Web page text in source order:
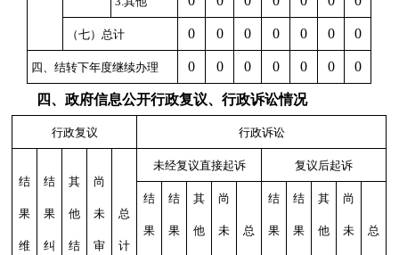
（七）总计 0 0 0 0 0 0 0
四、结转下年度继续办理 0 0 0 0 0 0 0
四、政府信息公开行政复议、行政诉讼情况
行政复议 行政诉讼
结
果
维
结
果
纠
其
他
结
尚
未
审
总
计
未经复议直接起诉 复议后起诉
结
果
结
果
其
他
尚
未 总
结
果
结
果
其
他
尚
未 总